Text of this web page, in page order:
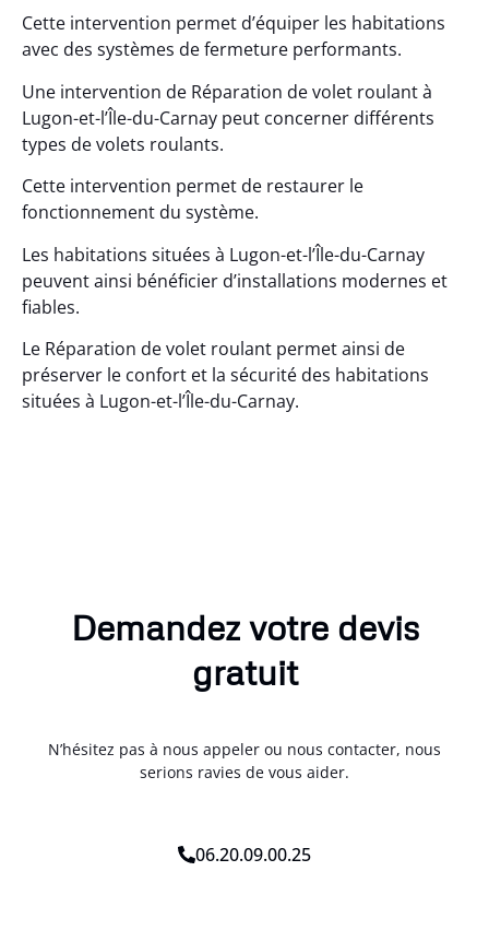
Cette intervention permet d’équiper les habitations
avec des systèmes de fermeture performants.
Une intervention de Réparation de volet roulant à
Lugon-et-l’Île-du-Carnay peut concerner différents
types de volets roulants.
Cette intervention permet de restaurer le
fonctionnement du système.
Les habitations situées à Lugon-et-l’Île-du-Carnay
peuvent ainsi bénéficier d’installations modernes et
fiables.
Le Réparation de volet roulant permet ainsi de
préserver le confort et la sécurité des habitations
situées à Lugon-et-l’Île-du-Carnay.
Demandez votre devis
gratuit
N’hésitez pas à nous appeler ou nous contacter, nous
serions ravies de vous aider.
06.20.09.00.25